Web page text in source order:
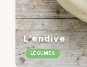
L’endive
LÉGUMES